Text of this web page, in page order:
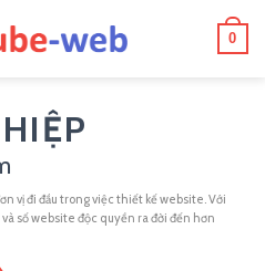
0
vị đi đầu trong việc thiết kế website. Với
số website độc quyền ra đời đến hơn